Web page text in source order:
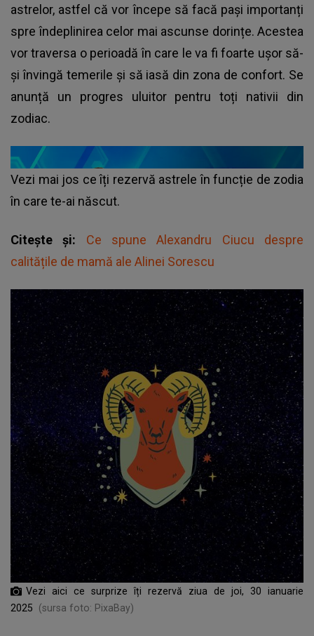
astrelor, astfel că vor începe să facă pași importanți
spre îndeplinirea celor mai ascunse dorințe. Acestea
vor traversa o perioadă în care le va fi foarte ușor să-
și învingă temerile și să iasă din zona de confort. Se
anunță un progres uluitor pentru toți nativii din
zodiac.
Vezi mai jos ce îți rezervă astrele în funcție de zodia
în care te-ai născut.
Citește și: Ce spune Alexandru Ciucu despre
calitățile de mamă ale Alinei Sorescu
Vezi aici ce surprize îți rezervă ziua de joi, 30 ianuarie
2025
(sursa foto: PixaBay)